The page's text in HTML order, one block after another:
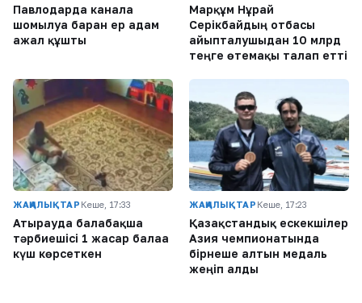
Павлодарда каналға
шомылуға барған ер адам
ажал құшты
Марқұм Нұрай
Серікбайдың отбасы
айыпталушыдан 10 млрд
теңге өтемақы талап етті
ЖАҢАЛЫҚТАР Кеше, 17:33
Атырауда балабақша
тәрбиешісі 1 жасар балаға
күш көрсеткен
ЖАҢАЛЫҚТАР Кеше, 17:23
Қазақстандық ескекшілер
Азия чемпионатында
бірнеше алтын медаль
жеңіп алды